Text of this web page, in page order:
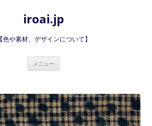
iroai.jp
【色や素材、デザインについて】
メニュー
へ
ス
キ
ッ
プ